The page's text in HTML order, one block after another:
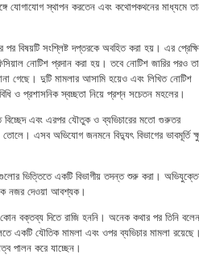
যোগাযোগ স্থাপন করতেন এবং কথোপকথনের মাধ্যমে
বিষয়টি সংশ্লিষ্ট দপ্তরকে অবহিত করা হয়। এর
নোটিশ প্রদান করা হয়। তবে নোটিশ জারির পরও
গেছে। দুটি মামলার আসামি হয়েও এবং লিখিত নোটিশ
ও প্রশাসনিক স্বচ্ছতা নিয়ে প্রশ্ন সচেতন মহলের।
বিচ্ছেদ এবং এরপর যৌতুক ও ব্যভিচারের মতো গুরুতর
এসব অভিযোগ জনমনে বিদ্যুৎ বিভাগের ভাবমূর্তি
ভিত্তিতে একটি বিভাগীয় তদন্ত শুরু করা।
নজর দেওয়া আবশ্যক।
বক্তব্য দিতে রাজি হননি। অনেক কথার পর তিনি
যৌতিক মামলা এবং ওপর ব্যভিচার মামলা রয়েছে।
পালন করে যাচ্ছেন।